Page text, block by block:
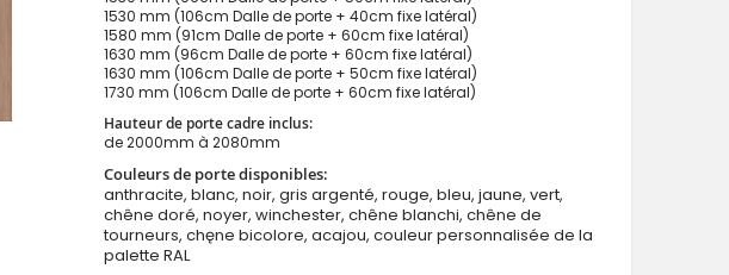
1530 mm (106cm Dalle de porte + 40cm fixe latéral)
1580 mm (91cm Dalle de porte + 60cm fixe latéral)
1630 mm (96cm Dalle de porte + 60cm fixe latéral)
1630 mm (106cm Dalle de porte + 50cm fixe latéral)
1730 mm (106cm Dalle de porte + 60cm fixe latéral)
Hauteur de porte cadre inclus:
de 2000mm à 2080mm
Couleurs de porte disponibles:
anthracite, blanc, noir, gris argenté, rouge, bleu, jaune, vert,
chêne doré, noyer, winchester, chêne blanchi, chêne de
tourneurs, chęne bicolore, acajou, couleur personnalisée de la
palette RAL